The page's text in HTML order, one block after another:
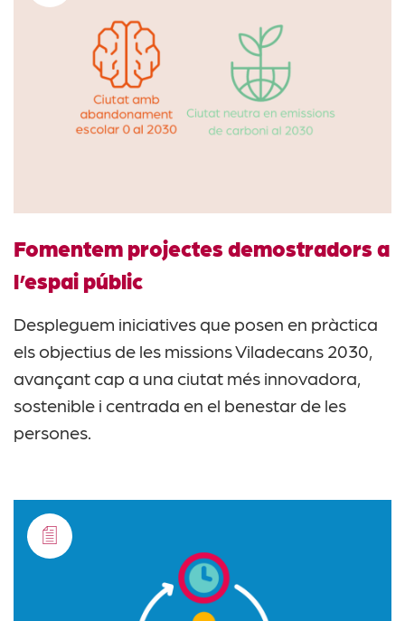
Fomentem projectes demostradors a
l’espai públic
Despleguem iniciatives que posen en pràctica
els objectius de les missions Viladecans 2030,
avançant cap a una ciutat més innovadora,
sostenible i centrada en el benestar de les
persones.